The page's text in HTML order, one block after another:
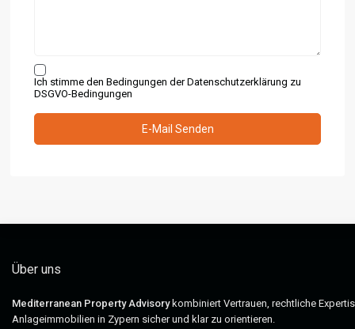
Ich stimme den Bedingungen der Datenschutzerklärung zu
DSGVO-Bedingungen
Über uns
Mediterranean Property Advisorykombiniert Vertrauen, rechtliche
Anlageimmobilien in Zypern sicher und klar zu orientieren.